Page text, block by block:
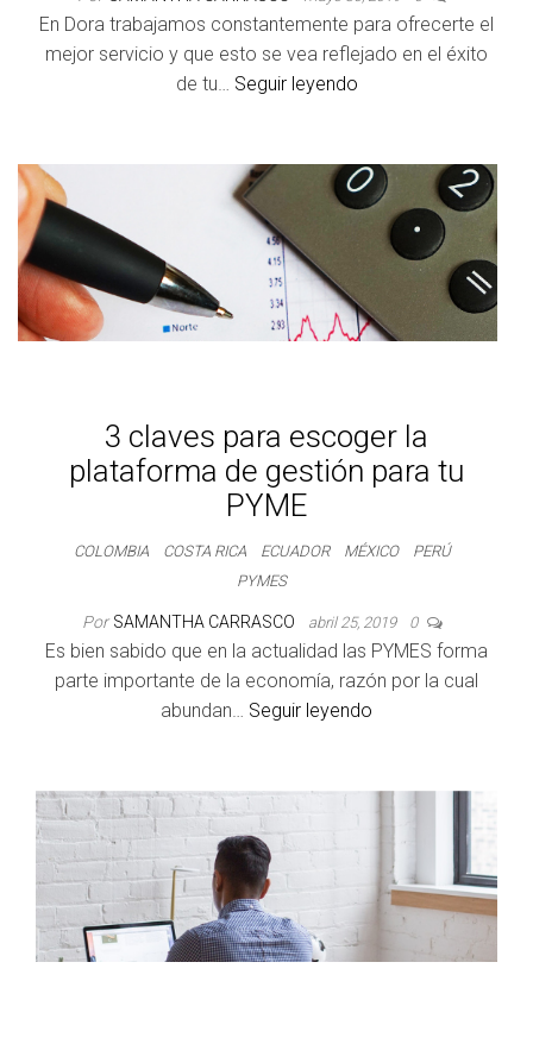
En Dora trabajamos constantemente para ofrecerte el
mejor servicio y que esto se vea reflejado en el éxito
de tu… Seguir leyendo
3 claves para escoger la
plataforma de gestión para tu
PYME
COLOMBIA COSTA RICA ECUADOR MÉXICO
PERÚ
PYMES
Por SAMANTHA CARRASCO abril 25, 2019 0
Es bien sabido que en la actualidad las PYMES forma
parte importante de la economía, razón por la cual
abundan… Seguir leyendo